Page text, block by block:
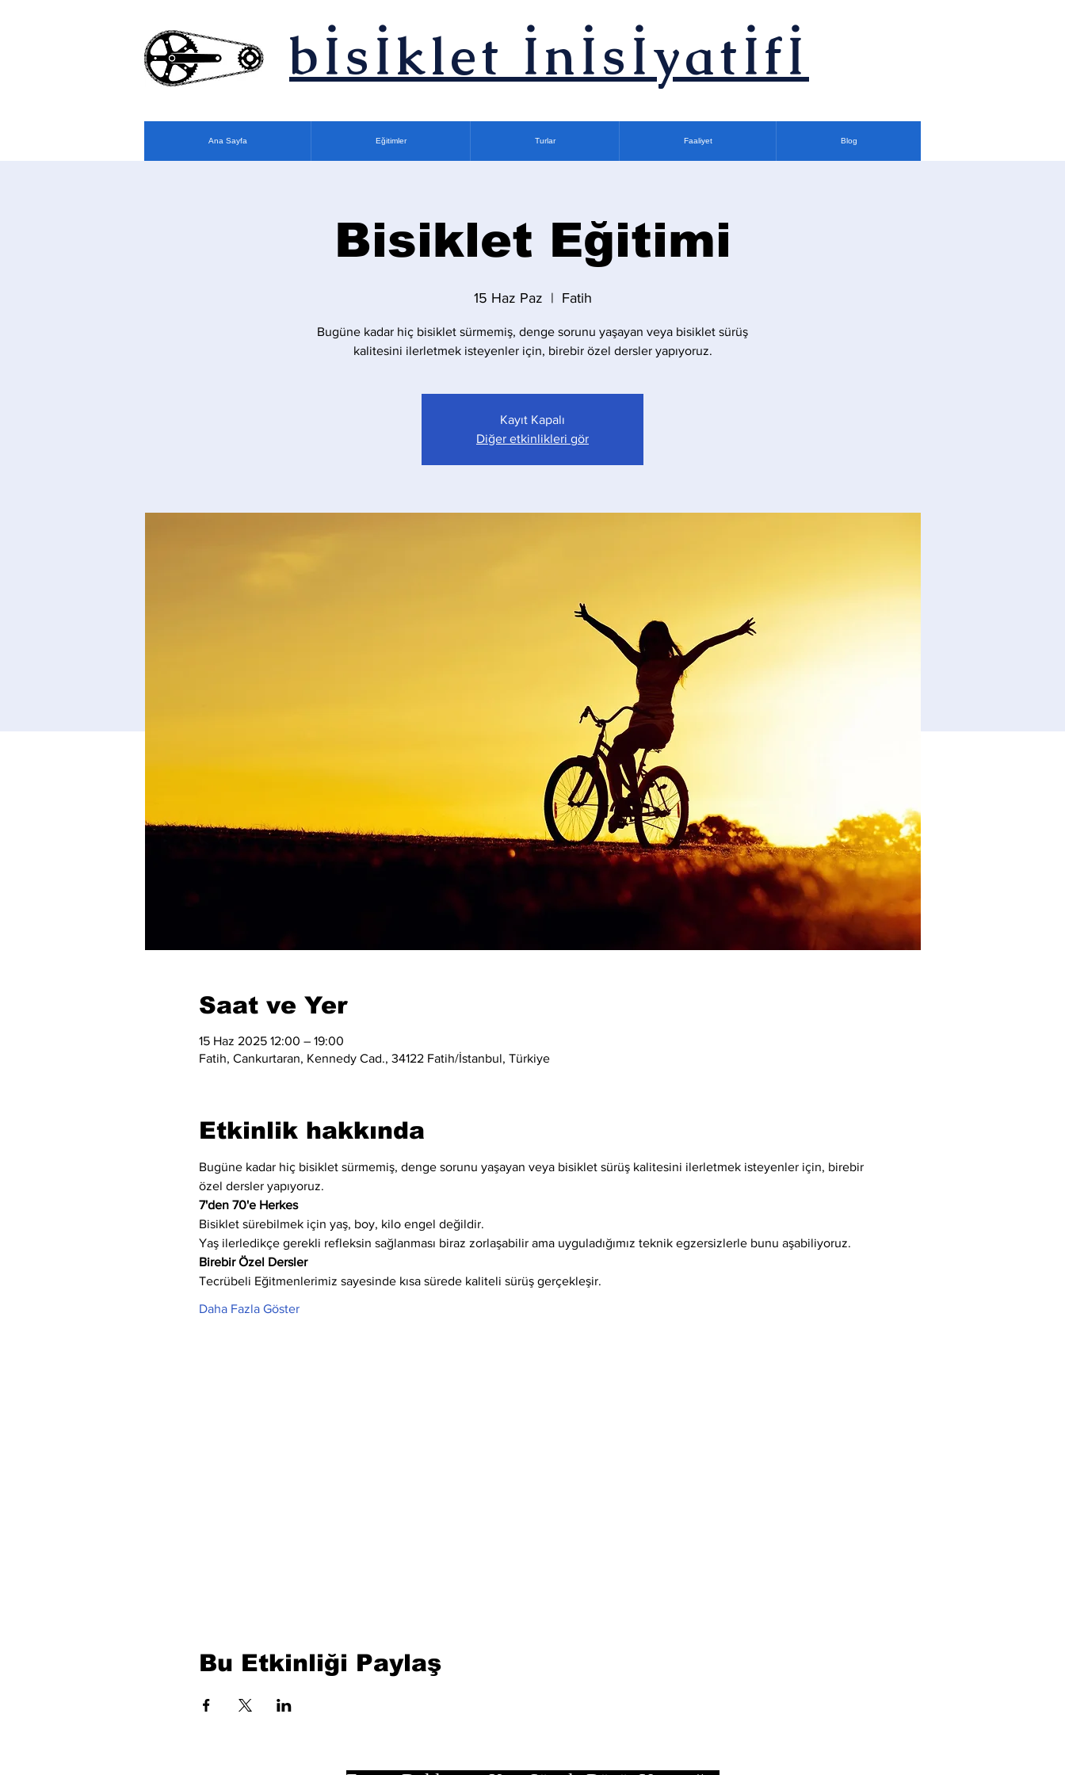
bİsİklet İnİsİyatİfİ
Ana Sayfa Eğitimler Turlar Faaliyet Blog
Bisiklet Eğitimi
15 Haz Paz
  |
Fatih
Bugüne kadar hiç bisiklet sürmemiş, denge sorunu yaşayan veya bisiklet sürüş
kalitesini ilerletmek isteyenler için, birebir özel dersler yapıyoruz.
Kayıt Kapalı
Diğer etkinlikleri gör
Saat ve Yer
15 Haz 2025 12:00 – 19:00
Fatih, Cankurtaran, Kennedy Cad., 34122 Fatih/İstanbul, Türkiye
Etkinlik hakkında
Bugüne kadar hiç bisiklet sürmemiş, denge sorunu yaşayan veya bisiklet sürüş kalitesini ilerletmek isteyenler için, birebir
özel dersler yapıyoruz.
7'den 70'e Herkes
Bisiklet sürebilmek için yaş, boy, kilo engel değildir.
Yaş ilerledikçe gerekli refleksin sağlanması biraz zorlaşabilir ama uyguladığımız teknik egzersizlerle bunu aşabiliyoruz.
Birebir Özel Dersler
Tecrübeli Eğitmenlerimiz sayesinde kısa sürede kaliteli sürüş gerçekleşir.
Daha Fazla Göster
Bu Etkinliği Paylaş